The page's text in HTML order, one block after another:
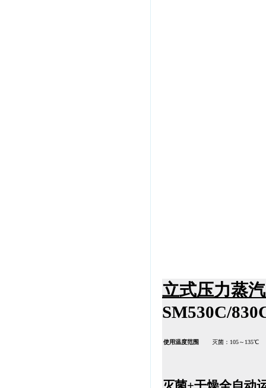
立式压力蒸
SM530C/
使用温度范围 灭菌：105～135℃